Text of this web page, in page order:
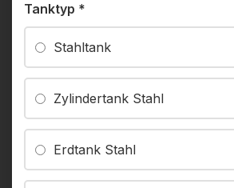
Tanktyp *
Stahltank
Zylindertank Stahl
Erdtank Stahl